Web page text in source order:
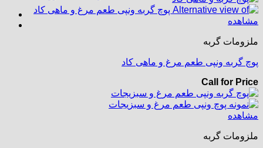
مشاهده
ملزومات گربه
پوچ گربه ونپی طعم مرغ و ماهی کاد
Call for Price
مشاهده
ملزومات گربه